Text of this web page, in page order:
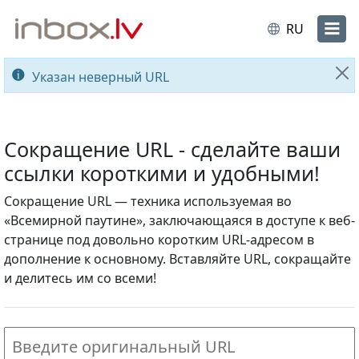
RU
Указан неверный URL
Сокращение URL - сделайте ваши
ссылки короткими и удобными!
Сокращение URL — техника используемая во
«Всемирной паутине», заключающаяся в доступе к веб-
странице под довольно коротким URL-адресом в
дополнение к основному. Вставляйте URL, сокращайте
и делитесь им со всеми!